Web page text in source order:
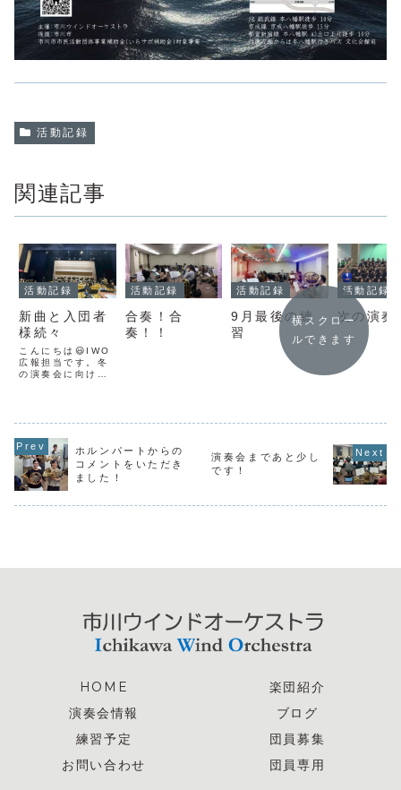
活動記録
関連記事
活動記録
新曲と入団者
様続々
こんにちは😃IWO
広報担当です。冬
の演奏会に向け
にドキドキワクワ
クです😆また、あ
りがたいことに、
次回の演奏会に向
けた練習のスター
活動記録
合奏！合
奏！！
活動記録
9月最後の練
習
活動記録
次の演奏
横スクロー
ルできます
ホルンパートからの
コメントをいただき
ました！
演奏会まであと少し
です！
HOME
楽団紹介
演奏会情報
ブログ
練習予定
団員募集
お問い合わせ
団員専用